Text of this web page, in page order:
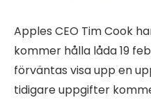
Apples CEO Tim Cook
kommer hålla låda 19
förväntas visa upp en
tidigare uppgifter